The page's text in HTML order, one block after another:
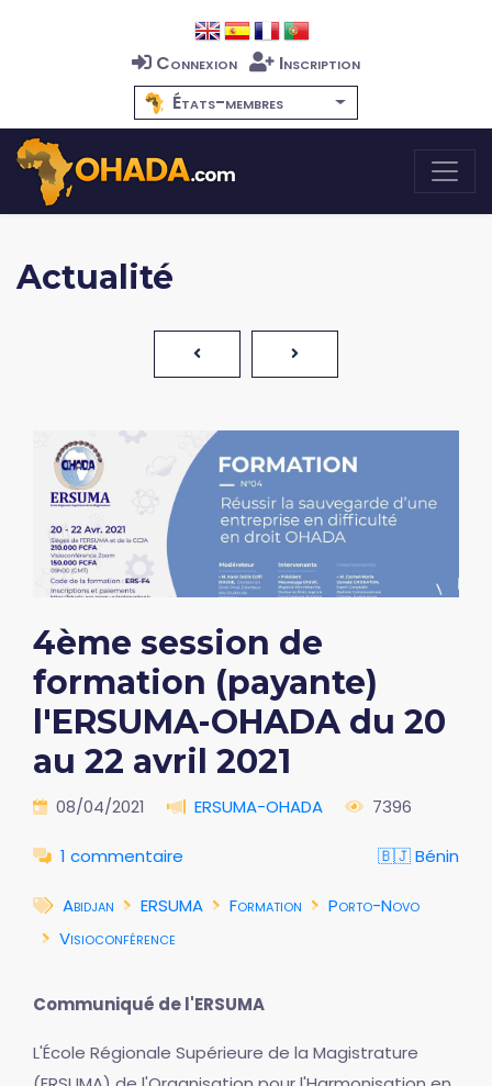
Connexion
Inscription
États-membres
Actualité
4ème session de
formation (payante)
l'ERSUMA-OHADA du 20
au 22 avril 2021
08/04/2021 ERSUMA-OHADA 7396
1 commentaire 🇧🇯 Bénin
Abidjan ERSUMA Formation
Porto-Novo
Visioconférence
Communiqué de l'ERSUMA
L'École Régionale Supérieure de la Magistrature